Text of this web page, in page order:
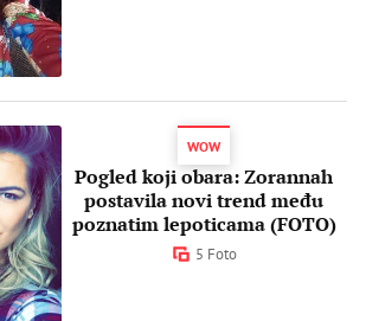
WOW
Pogled koji obara: Zorannah
postavila novi trend među
poznatim lepoticama (FOTO)
5 Foto